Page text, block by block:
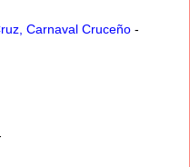
Carnaval Cruceño -